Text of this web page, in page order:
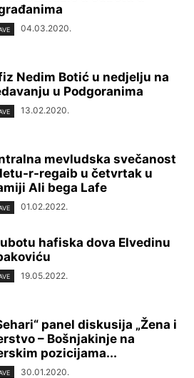
04.03.2020.
Nedim Botić u nedjelju na
u Podgoranima
13.02.2020.
mevludska svečanost
r-regaib u četvrtak u
Ali bega Lafe
01.02.2022.
hafiska dova Elvedinu
19.05.2022.
panel diskusija „Žena i
– Bošnjakinje na
pozicijama...
30.01.2020.